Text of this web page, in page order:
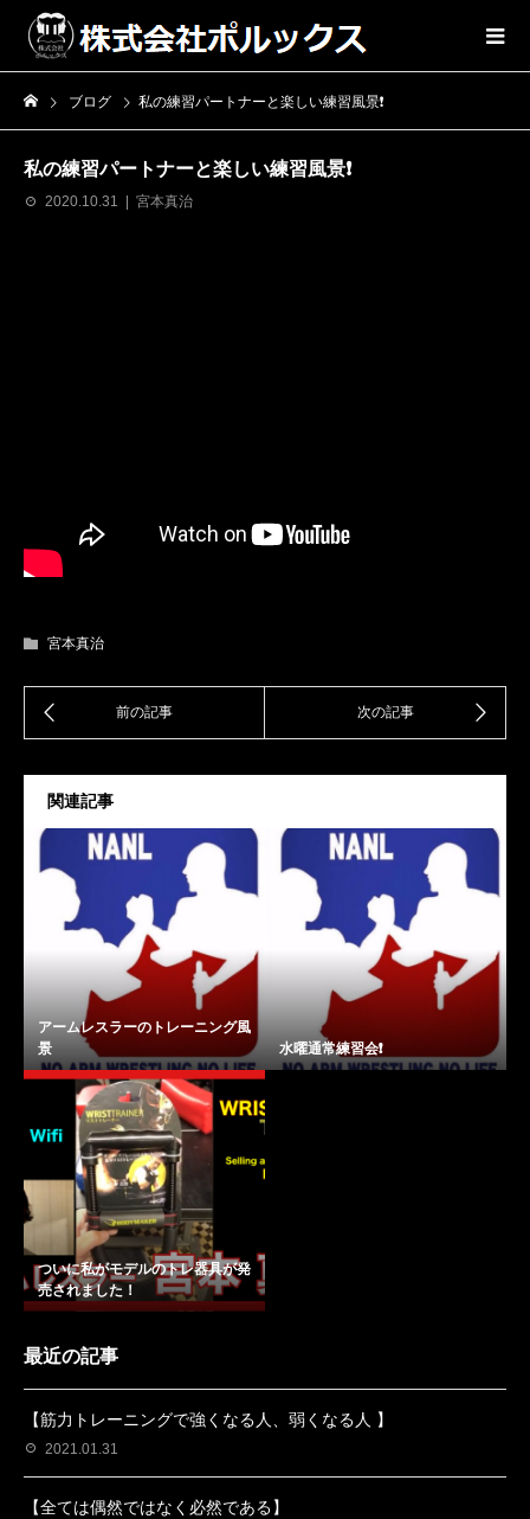
ブログ 私の練習パートナーと楽しい練習風景❗️
私の練習パートナーと楽しい練習風景❗️
2020.10.31 宮本真治
宮本真治
関連記事
アームレスラーのトレーニング風
景
水曜通常練習会❗️
ついに私がモデルのトレ器具が発
売されました！
最近の記事
【筋力トレーニングで強くなる人、弱くなる人 】
2021.01.31
【全ては偶然ではなく必然である】